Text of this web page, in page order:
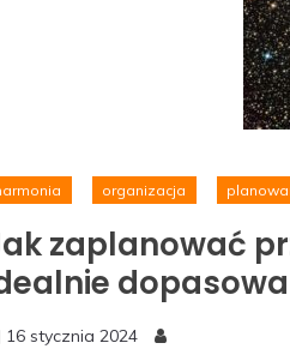
organizacja
zaplanować
16 stycznia 2024